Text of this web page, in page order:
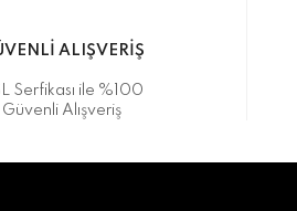
ALIŞVERİŞ
Serfikası ile %100
Güvenli Alışveriş